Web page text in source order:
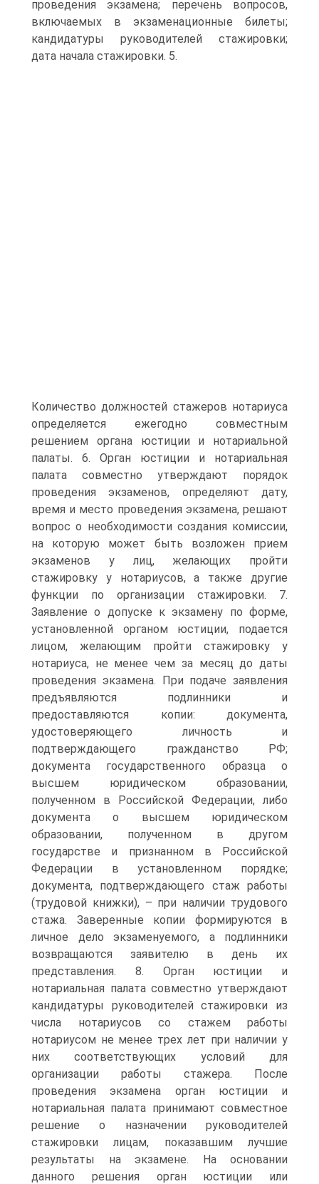
проведения экзамена; перечень вопросов,
включаемых в экзаменационные билеты;
кандидатуры руководителей стажировки;
дата начала стажировки. 5.
Количество должностей стажеров нотариуса
определяется ежегодно совместным
решением органа юстиции и нотариальной
палаты. 6. Орган юстиции и нотариальная
палата совместно утверждают порядок
проведения экзаменов, определяют дату,
время и место проведения экзамена, решают
вопрос о необходимости создания комиссии,
на которую может быть возложен прием
экзаменов у лиц, желающих пройти
стажировку у нотариусов, а также другие
функции по организации стажировки. 7.
Заявление о допуске к экзамену по форме,
установленной органом юстиции, подается
лицом, желающим пройти стажировку у
нотариуса, не менее чем за месяц до даты
проведения экзамена. При подаче заявления
предъявляются подлинники и
предоставляются копии: документа,
удостоверяющего личность и
подтверждающего гражданство РФ;
документа государственного образца о
высшем юридическом образовании,
полученном в Российской Федерации, либо
документа о высшем юридическом
образовании, полученном в другом
государстве и признанном в Российской
Федерации в установленном порядке;
документа, подтверждающего стаж работы
(трудовой книжки), – при наличии трудового
стажа. Заверенные копии формируются в
личное дело экзаменуемого, а подлинники
возвращаются заявителю в день их
представления. 8. Орган юстиции и
нотариальная палата совместно утверждают
кандидатуры руководителей стажировки из
числа нотариусов со стажем работы
нотариусом не менее трех лет при наличии у
них соответствующих условий для
организации работы стажера. После
проведения экзамена орган юстиции и
нотариальная палата принимают совместное
решение о назначении руководителей
стажировки лицам, показавшим лучшие
результаты на экзамене. На основании
данного решения орган юстиции или